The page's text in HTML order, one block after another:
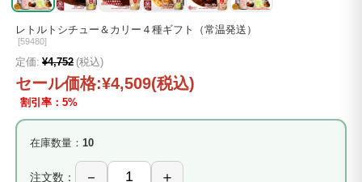
レトルトシチュー＆カリー４種ギフト（常温発送）
[59480]
定価: ¥4,752 (税込)
セール価格:¥4,509(税込)
割引率：5%
在庫数量： 10
注文数：